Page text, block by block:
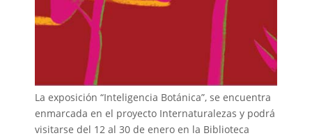
La exposición “Inteligencia Botánica”, se encuentra
enmarcada en el proyecto Internaturalezas y podrá
visitarse del 12 al 30 de enero en la Biblioteca